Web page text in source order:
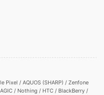
Pixel / AQUOS (SHARP) / Zenfone
/ Nothing / HTC / BlackBerry /